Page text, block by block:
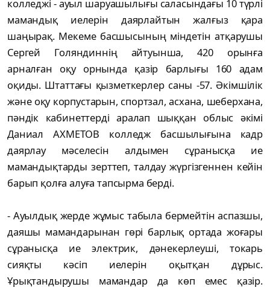
колледжі - ауыл шаруашылығы саласындағы 10 түрлі
мамандық иелерін даярлайтын жалғыз қара
шаңырақ. Мекеме басшысының міндетін атқарушы
Сергей Голяндиннің айтуынша, 420 орынға
арналған оқу орнында қазір барлығы 160 адам
оқиды. Штаттағы қызметкерлер саны -57. Әкімшілік
және оқу корпустарын, спортзал, асхана, шеберхана,
пәндік кабинеттерді аралап шыққан облыс әкімі
Даниал АХМЕТОВ колледж басшылығына кадр
даярлау мәселесін алдымен сұранысқа ие
мамандықтарды зерттеп, талдау жүргізгеннен кейін
барып қолға алуға тапсырма берді.
- Ауылдық жерде жұмыс табыла бермейтін аспазшы,
даяшы мамандарынан гөрі барлық ортада жоғары
сұранысқа ие электрик, дәнекерлеуші, токарь
сияқты кәсіп иелерін оқытқан дұрыс.
Ұрықтандырушы мамандар да көп емес қазір.